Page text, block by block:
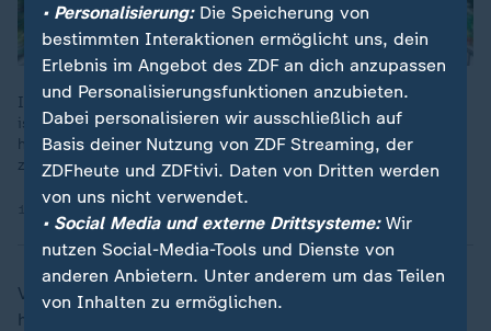
Im Supermarkt und an der Zapfsäule steigen die Preise. Was
ist da los? MrWissen2go Mirko Drotschmann erklärt, wie die
hohen Preise in Deutschland mit dem Iran-Krieg
zusammenhängen.
Volkswirte fürchten, dass Unternehmen zeitverzögert
höhere Energie- und Transportkosten an Kunden
• Personalisierung:Die Speicherung von
bestimmten Interaktionen ermöglicht uns, dein
Erlebnis im Angebot des ZDF an dich anzupassen
und Personalisierungsfunktionen anzubieten.
Dabei personalisieren wir ausschließlich auf
Basis deiner Nutzung von ZDF Streaming, der
ZDFheute und ZDFtivi. Daten von Dritten werden
von uns nicht verwendet.
• Social Media und externe Drittsysteme:Wir
nutzen Social-Media-Tools und Dienste von
anderen Anbietern. Unter anderem um das Teilen
von Inhalten zu ermöglichen.